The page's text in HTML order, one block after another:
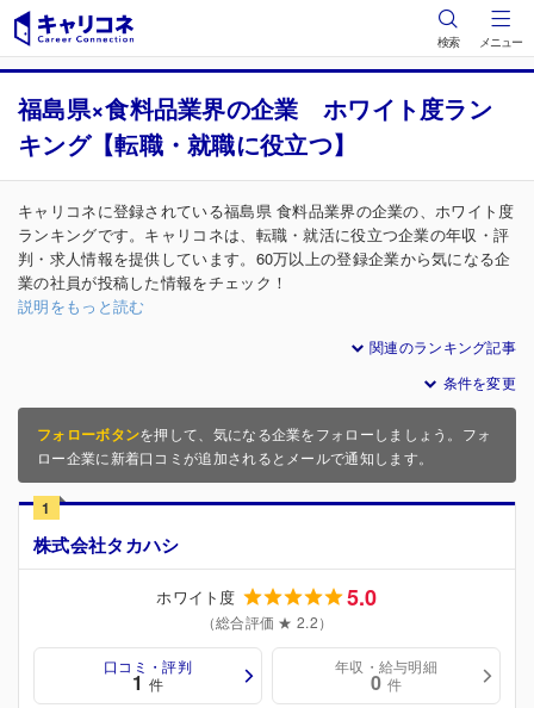
検索 メニュー
福島県×食料品業界の企業 ホワイト度ラン
キング【転職・就職に役立つ】
キャリコネに登録されている福島県 食料品業界の企業の、ホワイト度
ランキングです。キャリコネは、転職・就活に役立つ企業の年収・評
判・求人情報を提供しています。60万以上の登録企業から気になる企
業の社員が投稿した情報をチェック！
説明をもっと読む
関連のランキング記事
条件を変更
フォローボタンを押して、気になる企業をフォローしましょう。フォ
ロー企業に新着口コミが追加されるとメールで通知します。
1
株式会社タカハシ
ホワイト度 5.0
（総合評価 ★ 2.2）
口コミ・評判
1 件
年収・給与明細
0 件